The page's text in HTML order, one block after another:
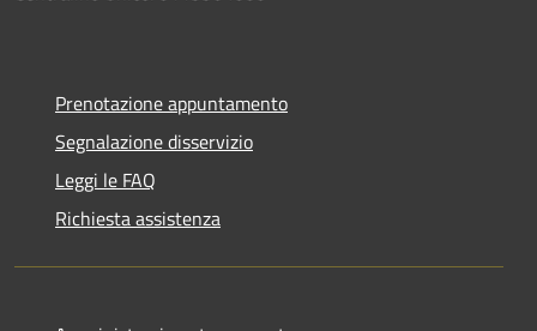
Prenotazione appuntamento
Segnalazione disservizio
Leggi le FAQ
Richiesta assistenza